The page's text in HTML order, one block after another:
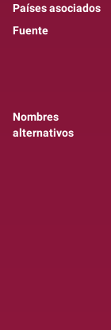
Países asociados
Fuente
Nombres
alternativos